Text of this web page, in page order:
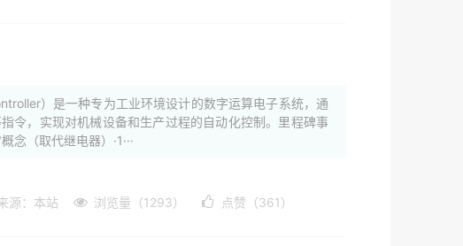
）是一种专为工业环境设计的数字运算电子系统，通
令，实现对机械设备和生产过程的自动化控制。里程碑事
（取代继电器）·1···
源：本站 浏览量（1293） 点赞（361）